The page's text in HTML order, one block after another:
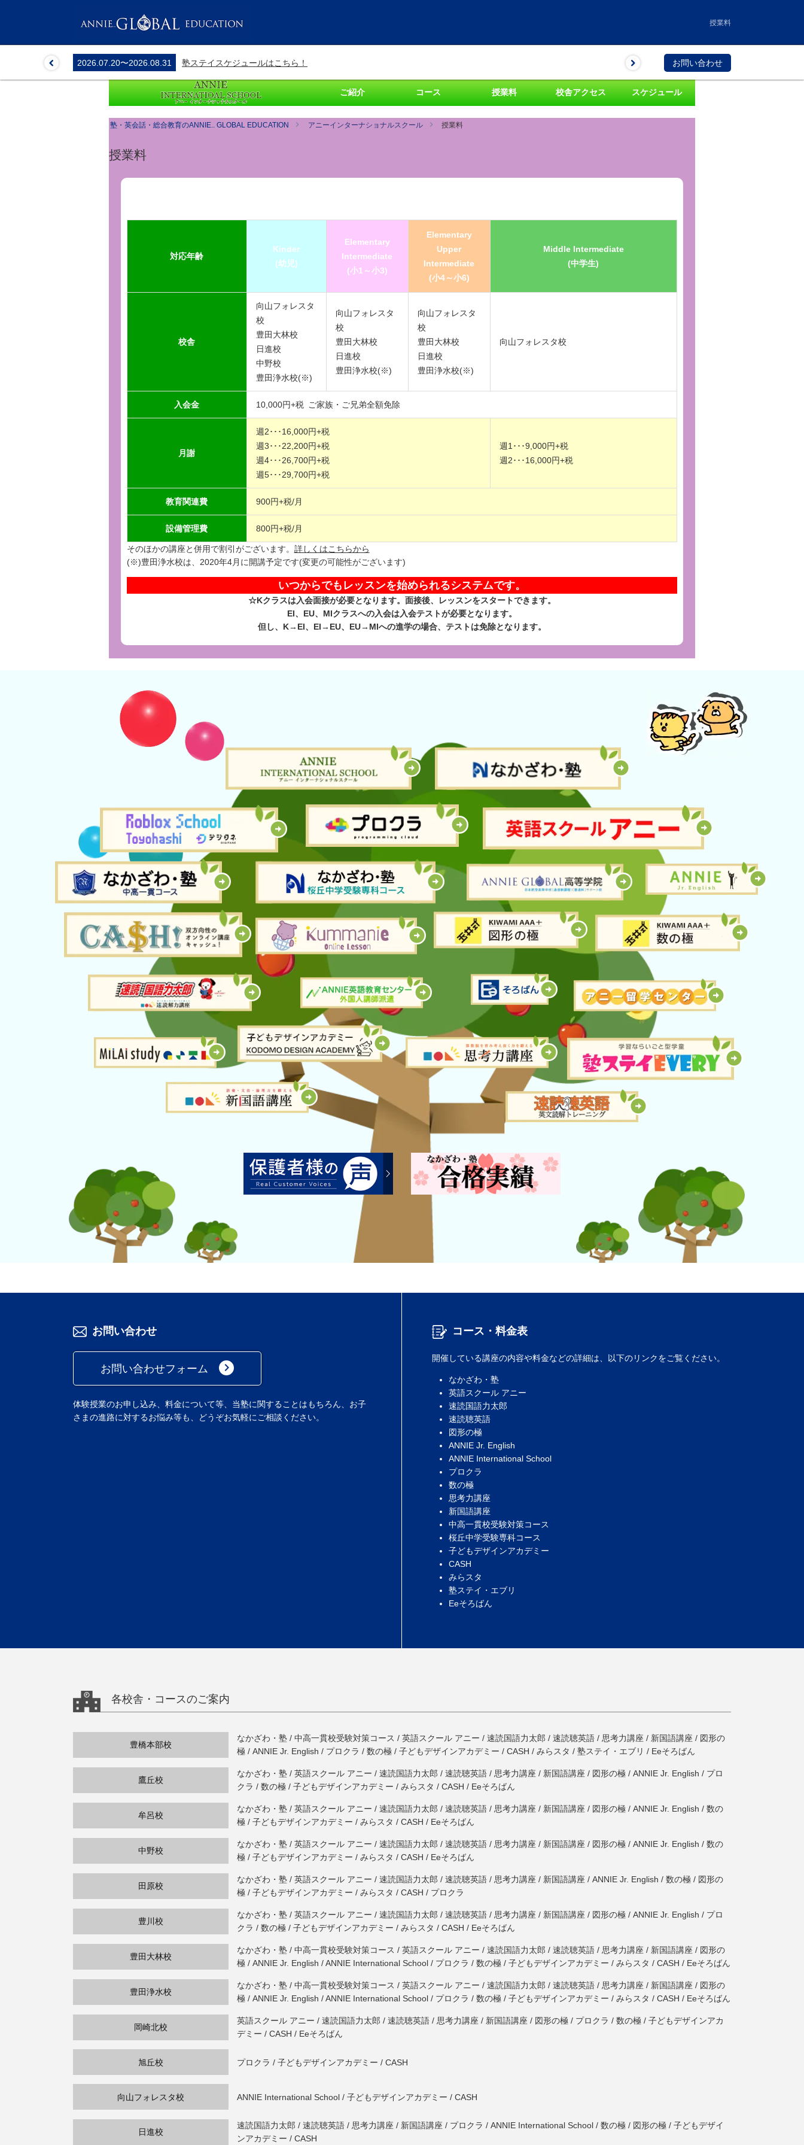
授業料
2026.07.20〜2026.08.31 塾ステイスケジュールはこちら！ お問い合わせ
ご紹介 コース 授業料 校舎アクセス スケジュール
塾・英会話・総合教育のANNIE.. GLOBAL EDUCATION アニーインターナショナルスクール 授業料
授業料
対応年齢
Kinder
(幼児)
Elementary
Intermediate
(小1～小3)
Elementary
Upper
Intermediate
(小4～小6)
Middle Intermediate
(中学生)
校舎
向山フォレスタ
校
豊田大林校
日進校
中野校
豊田浄水校(※)
向山フォレスタ
校
豊田大林校
日進校
豊田浄水校(※)
向山フォレスタ
校
豊田大林校
日進校
豊田浄水校(※)
向山フォレスタ校
入会金 10,000円+税 ご家族・ご兄弟全額免除
月謝
週2･･･16,000円+税
週3･･･22,200円+税
週4･･･26,700円+税
週5･･･29,700円+税
週1･･･9,000円+税
週2･･･16,000円+税
教育関連費 900円+税/月
設備管理費 800円+税/月
そのほかの講座と併用で割引がございます。 詳しくはこちらから
(※)豊田浄水校は、2020年4月に開講予定です(変更の可能性がございます)
いつからでもレッスンを始められるシステムです。
☆Kクラスは入会面接が必要となります。面接後、レッスンをスタートできます。
EI、EU、MIクラスへの入会は入会テストが必要となります。
但し、K→EI、EI→EU、EU→MIへの進学の場合、テストは免除となります。
お問い合わせ
お問い合わせフォーム keyboard_arrow_right
体験授業のお申し込み、料金について等、当塾に関することはもちろん、お子
さまの進路に対するお悩み等も、どうぞお気軽にご相談ください。
コース・料金表
開催している講座の内容や料金などの詳細は、以下のリンクをご覧ください。
なかざわ・塾
英語スクール アニー
速読国語力太郎
速読聴英語
図形の極
ANNIE Jr. English
ANNIE International School
プロクラ
数の極
思考力講座
新国語講座
中高一貫校受験対策コース
桜丘中学受験専科コース
子どもデザインアカデミー
CASH
みらスタ
塾ステイ・エブリ
Eeそろばん
各校舎・コースのご案内
豊橋本部校
なかざわ・塾 / 中高一貫校受験対策コース / 英語スクール アニー / 速読国語力太郎 / 速読聴英語 / 思考力講座 / 新国語講座 / 図形の
極 / ANNIE Jr. English / プロクラ / 数の極 / 子どもデザインアカデミー / CASH / みらスタ / 塾ステイ・エブリ / Eeそろばん
鷹丘校
なかざわ・塾 / 英語スクール アニー / 速読国語力太郎 / 速読聴英語 / 思考力講座 / 新国語講座 / 図形の極 / ANNIE Jr. English / プロ
クラ / 数の極 / 子どもデザインアカデミー / みらスタ / CASH / Eeそろばん
牟呂校
なかざわ・塾 / 英語スクール アニー / 速読国語力太郎 / 速読聴英語 / 思考力講座 / 新国語講座 / 図形の極 / ANNIE Jr. English / 数の
極 / 子どもデザインアカデミー / みらスタ / CASH / Eeそろばん
中野校
なかざわ・塾 / 英語スクール アニー / 速読国語力太郎 / 速読聴英語 / 思考力講座 / 新国語講座 / 図形の極 / ANNIE Jr. English / 数の
極 / 子どもデザインアカデミー / みらスタ / CASH / Eeそろばん
田原校
なかざわ・塾 / 英語スクール アニー / 速読国語力太郎 / 速読聴英語 / 思考力講座 / 新国語講座 / ANNIE Jr. English / 数の極 / 図形の
極 / 子どもデザインアカデミー / みらスタ / CASH / プロクラ
豊川校
なかざわ・塾 / 英語スクール アニー / 速読国語力太郎 / 速読聴英語 / 思考力講座 / 新国語講座 / 図形の極 / ANNIE Jr. English / プロ
クラ / 数の極 / 子どもデザインアカデミー / みらスタ / CASH / Eeそろばん
豊田大林校
なかざわ・塾 / 中高一貫校受験対策コース / 英語スクール アニー / 速読国語力太郎 / 速読聴英語 / 思考力講座 / 新国語講座 / 図形の
極 / ANNIE Jr. English / ANNIE International School / プロクラ / 数の極 / 子どもデザインアカデミー / みらスタ / CASH / Eeそろばん
豊田浄水校
なかざわ・塾 / 中高一貫校受験対策コース / 英語スクール アニー / 速読国語力太郎 / 速読聴英語 / 思考力講座 / 新国語講座 / 図形の
極 / ANNIE Jr. English / ANNIE International School / プロクラ / 数の極 / 子どもデザインアカデミー / みらスタ / CASH / Eeそろばん
岡崎北校
英語スクール アニー / 速読国語力太郎 / 速読聴英語 / 思考力講座 / 新国語講座 / 図形の極 / プロクラ / 数の極 / 子どもデザインアカ
デミー / CASH / Eeそろばん
旭丘校 プロクラ / 子どもデザインアカデミー / CASH
向山フォレスタ校 ANNIE International School / 子どもデザインアカデミー / CASH
日進校
速読国語力太郎 / 速読聴英語 / 思考力講座 / 新国語講座 / プロクラ / ANNIE International School / 数の極 / 図形の極 / 子どもデザイ
ンアカデミー / CASH